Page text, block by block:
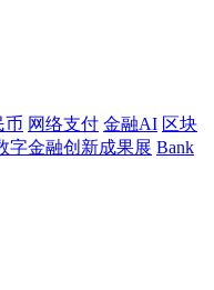
币 网络支付 金融AI 区块
字金融创新成果展 Bank